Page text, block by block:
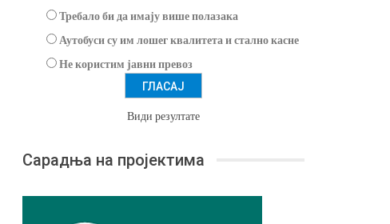
Требало би да имају више полазака
Аутобуси су им лошег квалитета и стално касне
Не користим јавни превоз
Види резултате
Сарадња на пројектима